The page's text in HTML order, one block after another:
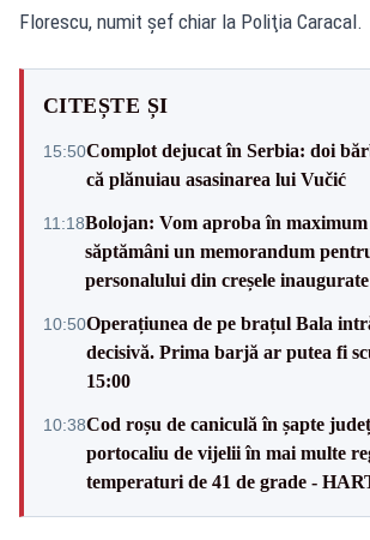
Florescu, numit şef chiar la Poliţia Caracal.
CITEȘTE ȘI
15:50Complot dejucat în Serbia: doi
că plănuiau asasinarea lui Vučić
11:18Bolojan: Vom aproba în maximum
săptămâni un memorandum
personalului din creșele inaugurate
10:50Operațiunea de pe brațul Bala
decisivă. Prima barjă ar putea fi
15:00
10:38Cod roșu de caniculă în șapte
portocaliu de vijelii în mai multe
temperaturi de 41 de grade -